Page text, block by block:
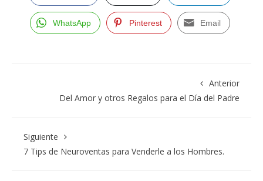
WhatsApp Pinterest Email
Anterior
Del Amor y otros Regalos para el Día del Padre
Siguiente
7 Tips de Neuroventas para Venderle a los Hombres.